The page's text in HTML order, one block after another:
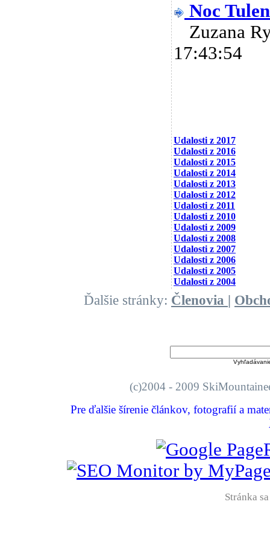
Noc
Zuzana
17:43:54
Udalosti z 2017
Udalosti z 2016
Udalosti z 2015
Udalosti z 2014
Udalosti z 2013
Udalosti z 2012
Udalosti z 2011
Udalosti z 2010
Udalosti z 2009
Udalosti z 2008
Udalosti z 2007
Udalosti z 2006
Udalosti z 2005
Udalosti z 2004
Ďalšie stránky: Členovia |
(c)2004 - 2009
Pre ďalšie šírenie článkov, fotografií a
Stránka